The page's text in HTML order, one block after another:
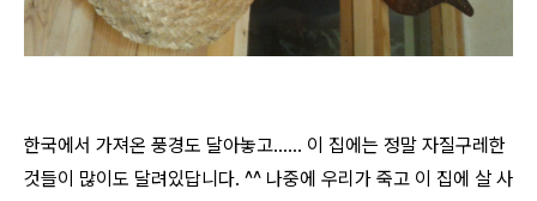
한국에서 가져온 풍경도 달아놓고...... 이 집에는 정말 자질구레한
것들이 많이도 달려있답니다. ^^ 나중에 우리가 죽고 이 집에 살 사